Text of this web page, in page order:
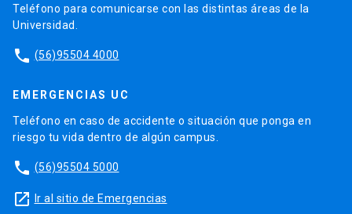
Teléfono para comunicarse con las distintas áreas de la
Universidad.
phone (56)95504 4000
EMERGENCIAS UC
Teléfono en caso de accidente o situación que ponga en
riesgo tu vida dentro de algún campus.
phone (56)95504 5000
launch Ir al sitio de Emergencias